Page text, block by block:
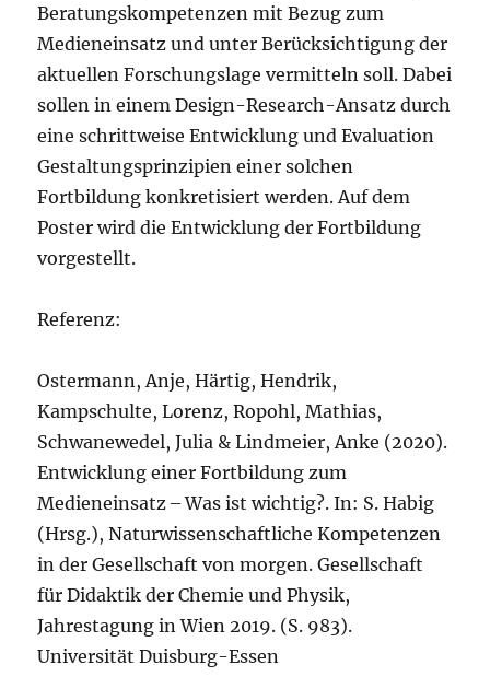
Beratungskompetenzen mit Bezug zum
Medieneinsatz und unter Berücksichtigung der
aktuellen Forschungslage vermitteln soll. Dabei
sollen in einem Design-Research-Ansatz durch
eine schrittweise Entwicklung und Evaluation
Gestaltungsprinzipien einer solchen
Fortbildung konkretisiert werden. Auf dem
Poster wird die Entwicklung der Fortbildung
vorgestellt.
Referenz:
Ostermann, Anje, Härtig, Hendrik,
Kampschulte, Lorenz, Ropohl, Mathias,
Schwanewedel, Julia & Lindmeier, Anke (2020).
Entwicklung einer Fortbildung zum
Medieneinsatz – Was ist wichtig?. In: S. Habig
(Hrsg.), Naturwissenschaftliche Kompetenzen
in der Gesellschaft von morgen. Gesellschaft
für Didaktik der Chemie und Physik,
Jahrestagung in Wien 2019. (S. 983).
Universität Duisburg-Essen